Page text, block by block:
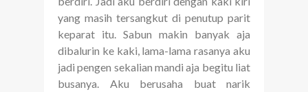
yang masih tersangkut di penutup parit
keparat itu. Sabun makin banyak aja
dibalurin ke kaki, lama-lama rasanya aku
jadi pengen sekalian mandi aja begitu liat
busanya. Aku berusaha buat narik